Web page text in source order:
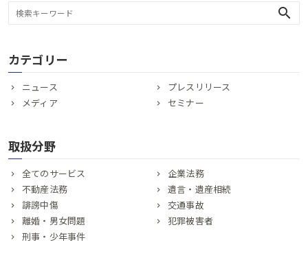
search
カテゴリー
ニュース
プレスリリース
メディア
セミナー
取扱分野
全てのサービス
企業法務
不動産法務
遺言・遺産相続
誹謗中傷
交通事故
離婚・男女問題
犯罪被害者
刑事・少年事件